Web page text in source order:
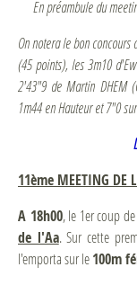
En préambule du
On notera le bon concours
(45 points), les 3m10
2'43"9 de Martin DHEM
1m44 en Hauteur et 7"0
11ème MEETING DE
A 18h00, le 1er coup
de l'Aa. Sur cette
l'emporta sur le100m